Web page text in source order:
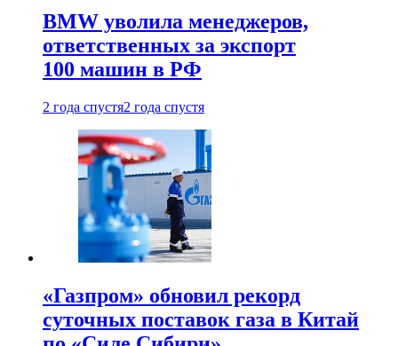
BMW уволила менеджеров,
ответственных за экспорт
100 машин в РФ
2 года спустя2 года спустя
«Газпром» обновил рекорд
суточных поставок газа в Китай